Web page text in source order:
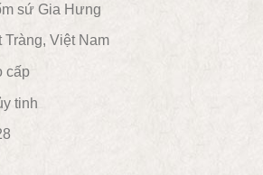
sứ Gia Hưng
Tràng, Việt Nam
cấp
tinh